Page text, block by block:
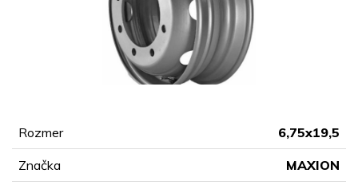
Rozmer 6,75x19,5
Značka MAXION